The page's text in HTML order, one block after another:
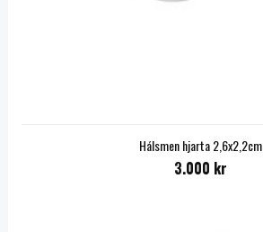
Hálsmen hjarta 2,6x2,2cm
3.000 kr